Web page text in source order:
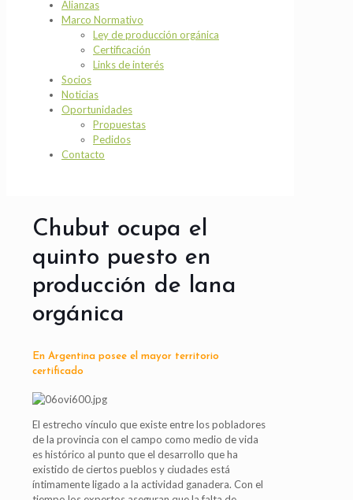
Alianzas
Marco Normativo
Ley de producción orgánica
Certificación
Links de interés
Socios
Noticias
Oportunidades
Propuestas
Pedidos
Contacto
Chubut ocupa el
quinto puesto en
producción de lana
orgánica
En Argentina posee el mayor territorio
certificado
El estrecho vínculo que existe entre los pobladores
de la provincia con el campo como medio de vida
es histórico al punto que el desarrollo que ha
existido de ciertos pueblos y ciudades está
íntimamente ligado a la actividad ganadera. Con el